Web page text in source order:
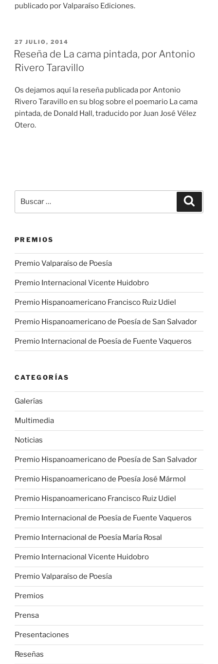
publicado por Valparaíso Ediciones.
PUBLICADO
EL
27 JULIO, 2014
Reseña de La cama pintada, por Antonio
Rivero Taravillo
Os dejamos aquí la reseña publicada por Antonio
Rivero Taravillo en su blog sobre el poemario La cama
pintada, de Donald Hall, traducido por Juan José Vélez
Otero.
por:
PREMIOS
Premio Valparaíso de Poesía
Premio Internacional Vicente Huidobro
Premio Hispanoamericano Francisco Ruiz Udiel
Premio Hispanoamericano de Poesía de San Salvador
Premio Internacional de Poesía de Fuente Vaqueros
CATEGORÍAS
Galerías
Multimedia
Noticias
Premio Hispanoamericano de Poesía de San Salvador
Premio Hispanoamericano de Poesía José Mármol
Premio Hispanoamericano Francisco Ruiz Udiel
Premio Internacional de Poesía de Fuente Vaqueros
Premio Internacional de Poesía María Rosal
Premio Internacional Vicente Huidobro
Premio Valparaíso de Poesía
Premios
Prensa
Presentaciones
Reseñas